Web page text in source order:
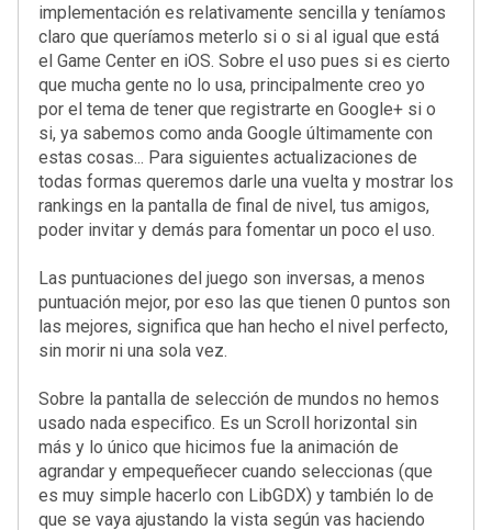
implementación es relativamente sencilla y teníamos
claro que queríamos meterlo si o si al igual que está
el Game Center en iOS. Sobre el uso pues si es cierto
que mucha gente no lo usa, principalmente creo yo
por el tema de tener que registrarte en Google+ si o
si, ya sabemos como anda Google últimamente con
estas cosas... Para siguientes actualizaciones de
todas formas queremos darle una vuelta y mostrar los
rankings en la pantalla de final de nivel, tus amigos,
poder invitar y demás para fomentar un poco el uso.
Las puntuaciones del juego son inversas, a menos
puntuación mejor, por eso las que tienen 0 puntos son
las mejores, significa que han hecho el nivel perfecto,
sin morir ni una sola vez.
Sobre la pantalla de selección de mundos no hemos
usado nada especifico. Es un Scroll horizontal sin
más y lo único que hicimos fue la animación de
agrandar y empequeñecer cuando seleccionas (que
es muy simple hacerlo con LibGDX) y también lo de
que se vaya ajustando la vista según vas haciendo